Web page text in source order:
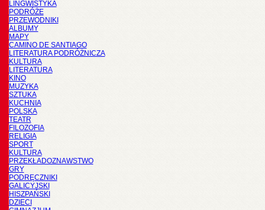
LINGWISTYKA
PODRÓŻE
PRZEWODNIKI
ALBUMY
MAPY
CAMINO DE SANTIAGO
LITERATURA PODRÓŻNICZA
KULTURA
LITERATURA
KINO
MUZYKA
SZTUKA
KUCHNIA
POLSKA
TEATR
FILOZOFIA
RELIGIA
SPORT
KULTURA
PRZEKŁADOZNAWSTWO
GRY
PODRĘCZNIKI
GALICYJSKI
HISZPAŃSKI
DZIECI